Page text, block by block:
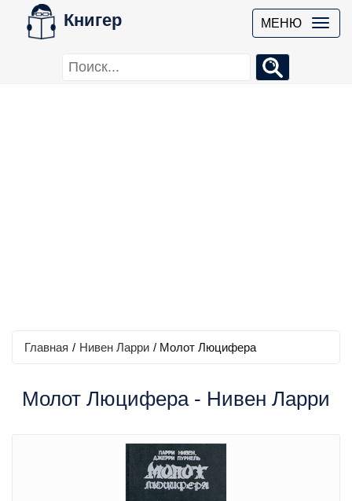
Книгер МЕНЮ
Главная / Нивен Ларри / Молот Люцифера
Молот Люцифера - Нивен Ларри